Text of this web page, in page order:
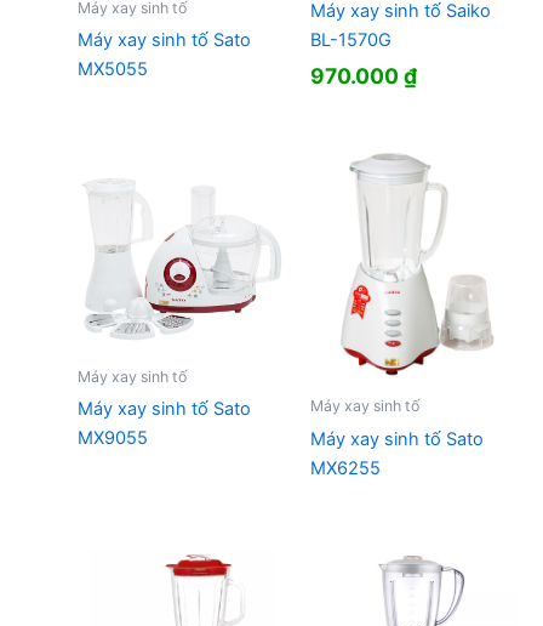
Máy xay sinh tố
Máy xay sinh tố Sato
MX5055
Máy xay sinh tố Saiko
BL-1570G
970.000₫
Máy xay sinh tố
Máy xay sinh tố Sato
MX9055
Máy xay sinh tố
Máy xay sinh tố Sato
MX6255